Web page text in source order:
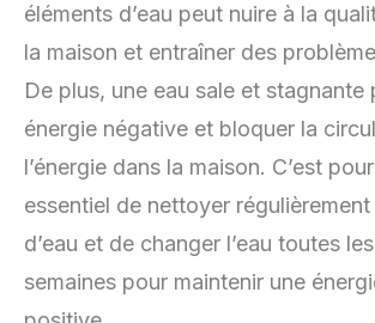
éléments d’eau peut nuire à la
la maison et entraîner des
De plus, une eau sale et stagnante
énergie négative et bloquer la
l’énergie dans la maison. C’est
essentiel de nettoyer
d’eau et de changer l’eau toutes
semaines pour maintenir une